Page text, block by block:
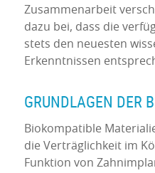
Zusammenarbeit
dazu bei, dass die
stets den neuesten
Erkenntnissen
GRUNDLAGEN DER
Biokompatible
die Verträglichkeit im
Funktion von